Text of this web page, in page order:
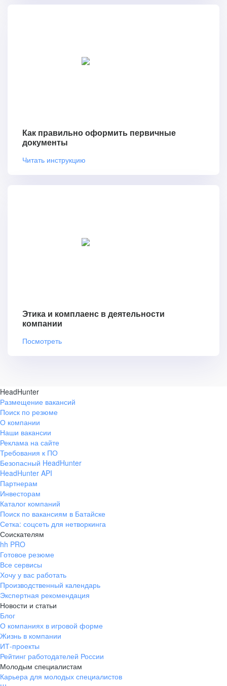
Как правильно оформить первичные
документы
Читать инструкцию
Этика и комплаенс в деятельности
компании
Посмотреть
HeadHunter
Размещение вакансий
Поиск по резюме
О компании
Наши вакансии
Реклама на сайте
Требования к ПО
Безопасный HeadHunter
HeadHunter API
Партнерам
Инвесторам
Каталог компаний
Поиск по вакансиям в Батайске
Сетка: соцсеть для нетворкинга
Соискателям
hh PRO
Готовое резюме
Все сервисы
Хочу у вас работать
Производственный календарь
Экспертная рекомендация
Новости и статьи
Блог
О компаниях в игровой форме
Жизнь в компании
ИТ-проекты
Рейтинг работодателей России
Молодым специалистам
Карьера для молодых специалистов